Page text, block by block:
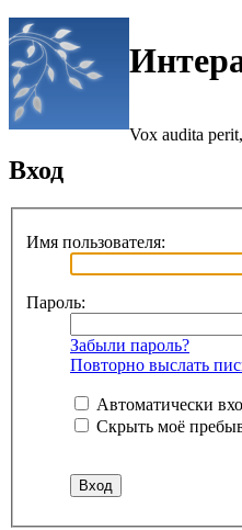
Vox audita
Вход
Имя пользователя:
Пароль:
Забыли пароль?
Повторно выслать
Автоматически
Скрыть моё